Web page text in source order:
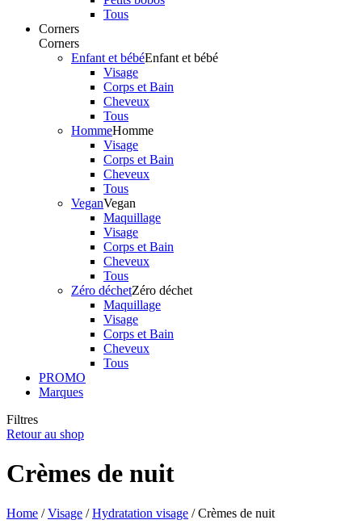
Tous
Corners
Corners
Enfant et bébéEnfant et bébé
Visage
Corps et Bain
Cheveux
Tous
HommeHomme
Visage
Corps et Bain
Cheveux
Tous
VeganVegan
Maquillage
Visage
Corps et Bain
Cheveux
Tous
Zéro déchetZéro déchet
Maquillage
Visage
Corps et Bain
Cheveux
Tous
PROMO
Marques
Filtres
Retour au shop
Crèmes de nuit
Home /Visage /Hydratation visage / Crèmes de nuit